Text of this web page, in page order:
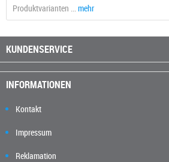
Produktvarianten ... mehr
KUNDENSERVICE
INFORMATIONEN
Kontakt
Impressum
Reklamation